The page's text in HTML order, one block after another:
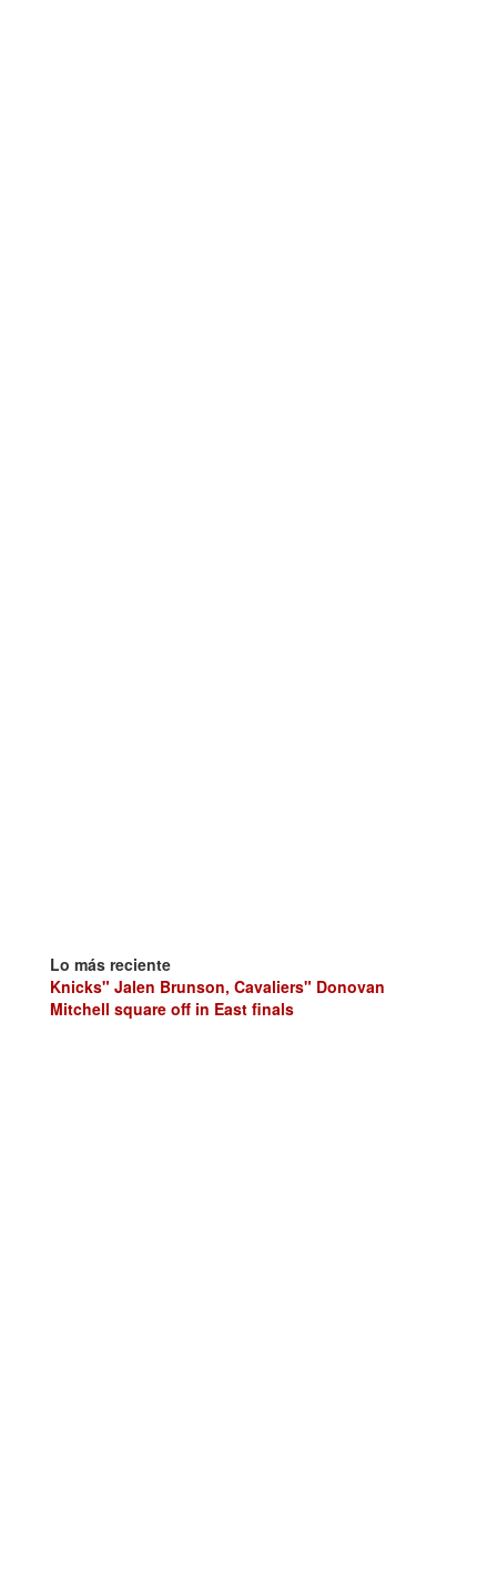
Lo más reciente
Knicks" Jalen Brunson, Cavaliers" Donovan
Mitchell square off in East finals